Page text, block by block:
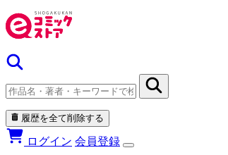
履歴を全て削除する
ログイン 会員登録